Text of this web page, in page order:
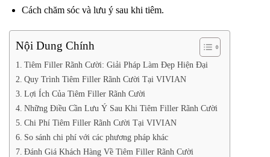
Cách chăm sóc và lưu ý sau khi tiêm.
Nội Dung Chính
Tiêm Filler Rãnh Cười: Giải Pháp Làm Đẹp Hiện Đại
Quy Trình Tiêm Filler Rãnh Cười Tại VIVIAN
Lợi Ích Của Tiêm Filler Rãnh Cười
Những Điều Cần Lưu Ý Sau Khi Tiêm Filler Rãnh Cười
Chi Phí Tiêm Filler Rãnh Cười Tại VIVIAN
So sánh chi phí với các phương pháp khác
Đánh Giá Khách Hàng Về Tiêm Filler Rãnh Cười